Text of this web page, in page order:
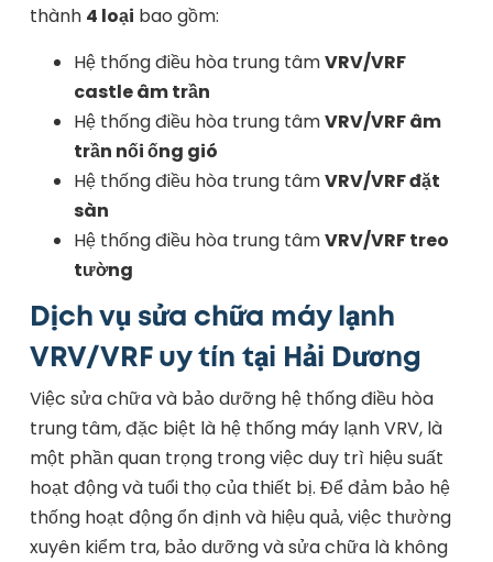
thành 4 loại bao gồm:
Hệ thống điều hòa trung tâmVRV/VRF
castle âm trần
Hệ thống điều hòa trung tâmVRV/VRF âm
trần nối ống gió
Hệ thống điều hòa trung tâmVRV/VRF đặt
sàn
Hệ thống điều hòa trung tâmVRV/VRF treo
tường
Dịch vụ sửa chữa máy lạnh
VRV/VRF uy tín tại Hải Dương
Việc sửa chữa và bảo dưỡng hệ thống điều hòa
trung tâm, đặc biệt là hệ thống máy lạnh VRV, là
một phần quan trọng trong việc duy trì hiệu suất
hoạt động và tuổi thọ của thiết bị. Để đảm bảo hệ
thống hoạt động ổn định và hiệu quả, việc thường
xuyên kiểm tra, bảo dưỡng và sửa chữa là không